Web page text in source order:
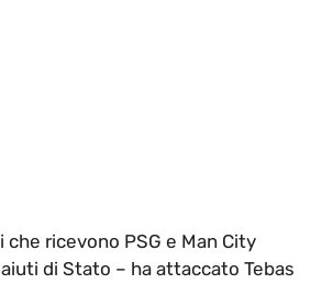
che ricevono PSG e Man City
di Stato – ha attaccato Tebas